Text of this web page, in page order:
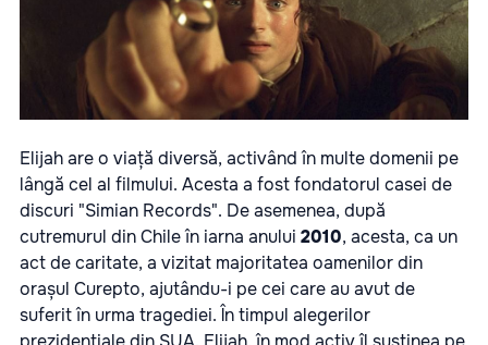
Elijah are o viață diversă, activând în multe domenii pe
lângă cel al filmului. Acesta a fost fondatorul casei de
discuri "Simian Records". De asemenea, după
cutremurul din Chile în iarna anului 2010, acesta, ca un
act de caritate, a vizitat majoritatea oamenilor din
orașul Curepto, ajutându-i pe cei care au avut de
suferit în urma tragediei. În timpul alegerilor